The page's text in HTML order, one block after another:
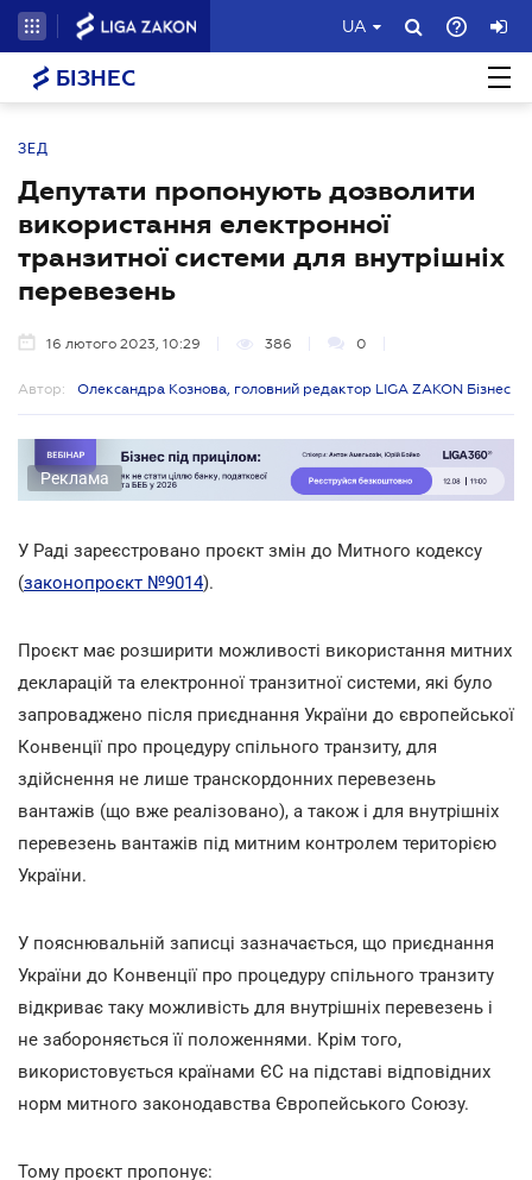
UA
БІЗНЕС
ЗЕД
Депутати пропонують дозволити
використання електронної
транзитної системи для внутрішніх
перевезень
16 лютого 2023, 10:29 386 0
Автор: Олександра Кознова, головний редактор LIGA ZAKON Бізнес
Реклама
У Раді зареєстровано проєкт змін до Митного кодексу
(законопроєкт №9014).
Проєкт має розширити можливості використання митних
декларацій та електронної транзитної системи, які було
запроваджено після приєднання України до європейської
Конвенції про процедуру спільного транзиту, для
здійснення не лише транскордонних перевезень
вантажів (що вже реалізовано), а також і для внутрішніх
перевезень вантажів під митним контролем територією
України.
У пояснювальній записці зазначається, що приєднання
України до Конвенції про процедуру спільного транзиту
відкриває таку можливість для внутрішніх перевезень і
не забороняється її положеннями. Крім того,
використовується країнами ЄС на підставі відповідних
норм митного законодавства Європейського Союзу.
Тому проєкт пропонує: